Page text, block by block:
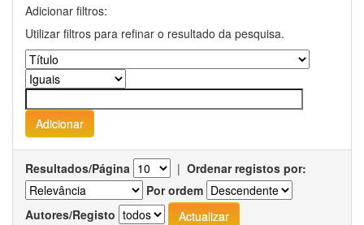
Adicionar filtros:
Utilizar filtros para refinar o resultado da pesquisa.
Resultados/Página | Ordenar registos por:
Por ordem
Autores/Registo